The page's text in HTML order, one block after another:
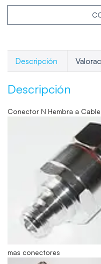
Descripción
Descripción
Conector N Hembra a
mas conectores